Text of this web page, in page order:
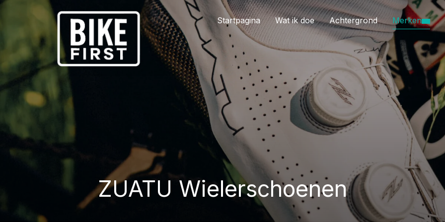
Startpagina Wat ik doe Achtergrond Merken
ZUATU Wielerschoenen